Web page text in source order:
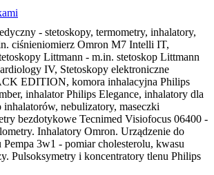
- stetoskopy, termometry, inhalatory,
ciśnieniomierz Omron M7 Intelli IT,
Littmann - m.in. stetoskop Littmann
IV, Stetoskopy elektroniczne
EDITION, komora inhalacyjna Philips
inhalator Philips Elegance, inhalatory dla
nebulizatory, maseczki
bezdotykowe Tecnimed Visiofocus 06400 -
Inhalatory Omron. Urządzenie do
Pempa 3w1 - pomiar cholesterolu, kwasu
Pulsoksymetry i koncentratory tlenu Philips